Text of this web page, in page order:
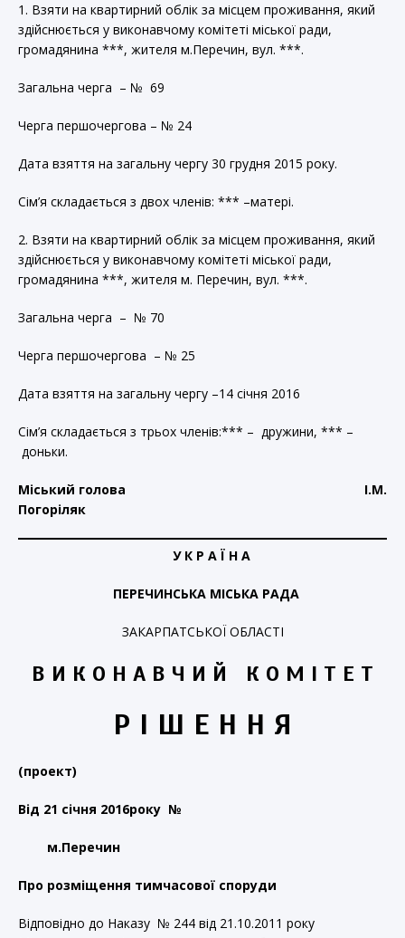
1. Взяти на квартирний облік за місцем проживання, який
здійснюється у виконавчому комітеті міської ради,
громадянина ***, жителя м.Перечин, вул. ***.
Загальна черга – № 69
Черга першочергова – № 24
Дата взяття на загальну чергу 30 грудня 2015 року.
Сім’я складається з двох членів: *** –матері.
2. Взяти на квартирний облік за місцем проживання, який
здійснюється у виконавчому комітеті міської ради,
громадянина ***, жителя м. Перечин, вул. ***.
Загальна черга – № 70
Черга першочергова – № 25
Дата взяття на загальну чергу –14 січня 2016
Сім’я складається з трьох членів:*** – дружини, *** –
доньки.
Міський голова І.М.
Погоріляк
У К Р А Ї Н А
ПЕРЕЧИНСЬКА МІСЬКА РАДА
ЗАКАРПАТСЬКОЇ ОБЛАСТІ
В И К О Н А В Ч И Й К О М І Т Е Т
Р І Ш Е Н Н Я
(проект)
Від 21 січня 2016року №
м.Перечин
Про розміщення тимчасової споруди
Відповідно до Наказу № 244 від 21.10.2011 року